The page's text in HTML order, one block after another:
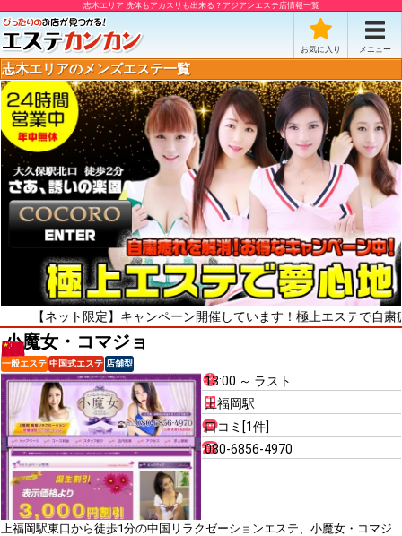
志木エリア 洗体もアカスリも出来る？アジアンエステ店情報一覧
お気に入り メニュー
志木エリアのメンズエステ一覧
ト限定】キャンペーン開催しています！極上エステで自粛疲れをリ
小魔女・コマジョ
一般エステ 中国式エステ 店舗型
13:00 ～ ラスト
上福岡駅
口コミ[1件]
080-6856-4970
上福岡駅東口から徒歩1分の中国リラクゼーションエステ、小魔女・コマジ